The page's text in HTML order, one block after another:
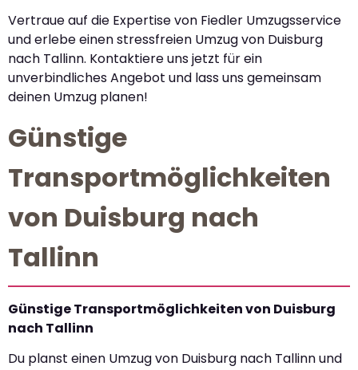
Vertraue auf die Expertise von Fiedler Umzugsservice
und erlebe einen stressfreien Umzug von Duisburg
nach Tallinn. Kontaktiere uns jetzt für ein
unverbindliches Angebot und lass uns gemeinsam
deinen Umzug planen!
Günstige
Transportmöglichkeiten
von Duisburg nach
Tallinn
Günstige Transportmöglichkeiten von Duisburg
nach Tallinn
Du planst einen Umzug von Duisburg nach Tallinn und